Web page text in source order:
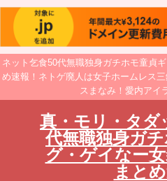
ネット乞食50代無職独身ガチホモ童貞
め速報！ネトゲ廃人は女子ホームレス
スまなみ！愛内アイ
真・モリ・タダ
代無職独身ガ
グ・ゲイなー
まと